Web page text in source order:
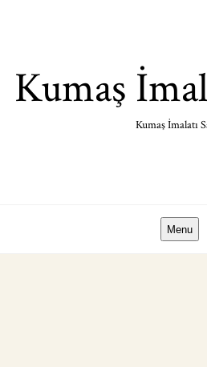
Kumaş
Kumaş İmalatı
Menu